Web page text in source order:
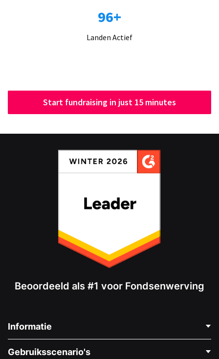
96+
Landen Actief
Start fundraising in just 15 minutes
Beoordeeld als #1 voor Fondsenwerving
Informatie
Gebruiksscenario's